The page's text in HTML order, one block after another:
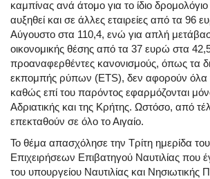
καμπίνας ανά άτομο για το ίδιο δρομολόγιο
αυξηθεί και σε άλλες εταιρείες από τα 96
Αύγουστο στα 110,4, ενώ για απλή
οικονομικής θέσης από τα 37 ευρώ στα
προαναφερθέντες κανονισμούς, όπως τα
εκπομπής ρύπων (ETS), δεν αφορούν όλα
καθώς επί του παρόντος εφαρμόζονται
Αδριατικής και της Κρήτης. Ωστόσο, από
επεκταθούν σε όλο το Αιγαίο.
Το θέμα απασχόλησε την Τρίτη ημερίδα
Επιχειρήσεων Επιβατηγού Ναυτιλίας που
του υπουργείου Ναυτιλίας και Νησιωτικής